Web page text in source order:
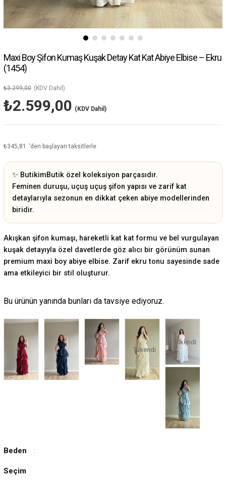
Maxi Boy Şifon Kumaş Kuşak Detay Kat Kat Abiye Elbise – Ekru
(1454)
₺3.299,00 (KDV Dahil)
₺2.599,00 (KDV Dahil)
₺345,81 'den başlayan taksitlerle
✨ButikimButik özel koleksiyon parçasıdır.
Feminen duruşu, uçuş uçuş şifon yapısı ve zarif kat
detaylarıyla sezonun en dikkat çeken abiye modellerinden
biridir.
Akışkan şifon kumaşı, hareketli kat kat formu ve bel vurgulayan
kuşak detayıyla özel davetlerde göz alıcı bir görünüm sunan
premium maxi boy abiye elbise. Zarif ekru tonu sayesinde sade
ama etkileyici bir stil oluşturur.
Bu ürünün yanında bunları da tavsiye ediyoruz.
Tükendi
Tükendi
Beden
Seçim
: